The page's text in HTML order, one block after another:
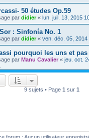
50 études Op.59
par didier« lun. juil. 13, 2015
: Sinfonía No. 1
par didier« ven. déc. 05, 2014
pourquoi les uns et
par Manu Cavalier « jeu. oct.
9 sujets • Page 1 sur 1